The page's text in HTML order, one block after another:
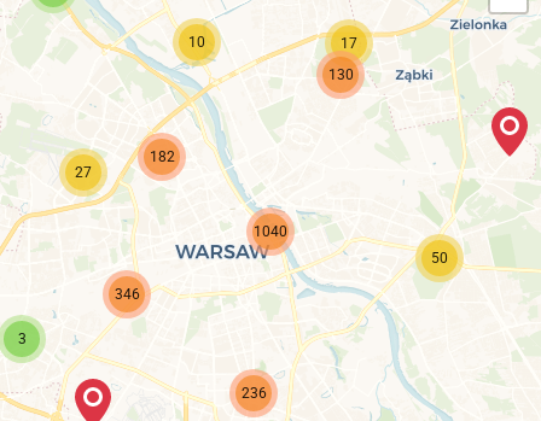
50
1040
182
130
236
17
346
27
10
3